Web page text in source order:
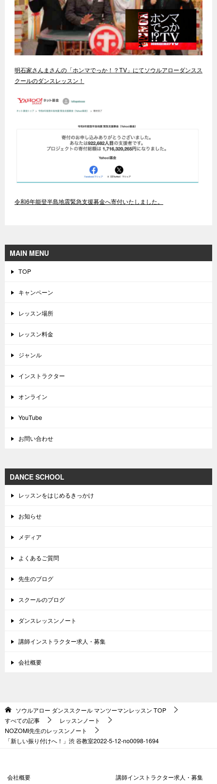
明石家さんまさんの「ホンマでっか！？TV」にてソウルアローダンスス
クールのダンスレッスン！
令和6年能登半島地震緊急支援募金へ寄付いたしました。
MAIN MENU
TOP
キャンペーン
レッスン場所
レッスン料金
ジャンル
インストラクター
オンライン
YouTube
お問い合わせ
DANCE SCHOOL
レッスンをはじめるきっかけ
お知らせ
メディア
よくあるご質問
先生のブログ
スクールのブログ
ダンスレッスンノート
講師インストラクター求人・募集
会社概要
ソウルアロー ダンススクール マンツーマンレッスン TOP
すべての記事
レッスンノート
NOZOMI先生のレッスンノート
「新しい振り付けへ！」渋 谷教室2022-5-12-no0098-1694
会社概要 講師インストラクター求人・募集